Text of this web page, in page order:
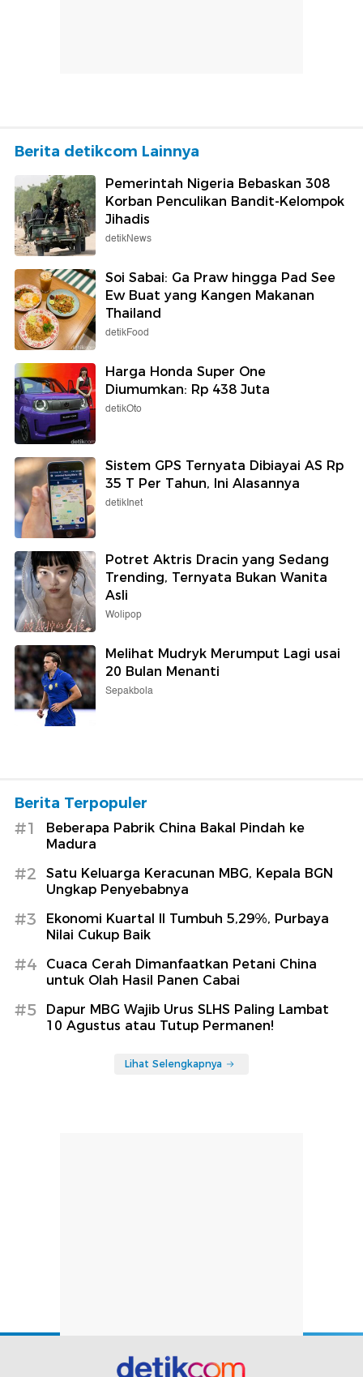
Berita detikcom Lainnya
Pemerintah Nigeria Bebaskan 308
Korban Penculikan Bandit-Kelompok
Jihadis
detikNews
Soi Sabai: Ga Praw hingga Pad See
Ew Buat yang Kangen Makanan
Thailand
detikFood
Harga Honda Super One
Diumumkan: Rp 438 Juta
detikOto
Sistem GPS Ternyata Dibiayai AS Rp
35 T Per Tahun, Ini Alasannya
detikInet
Potret Aktris Dracin yang Sedang
Trending, Ternyata Bukan Wanita
Asli
Wolipop
Melihat Mudryk Merumput Lagi usai
20 Bulan Menanti
Sepakbola
Berita Terpopuler
#1
Beberapa Pabrik China Bakal Pindah ke
Madura
#2
Satu Keluarga Keracunan MBG, Kepala BGN
Ungkap Penyebabnya
#3
Ekonomi Kuartal II Tumbuh 5,29%, Purbaya
Nilai Cukup Baik
#4
Cuaca Cerah Dimanfaatkan Petani China
untuk Olah Hasil Panen Cabai
#5
Dapur MBG Wajib Urus SLHS Paling Lambat
10 Agustus atau Tutup Permanen!
Lihat Selengkapnya